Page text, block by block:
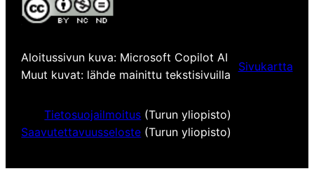
Aloitussivun kuva: Microsoft Copilot AI
Muut kuvat: lähde mainittu tekstisivuilla
Sivukartta
Tietosuojailmoitus (Turun yliopisto)
Saavutettavuusseloste (Turun yliopisto)